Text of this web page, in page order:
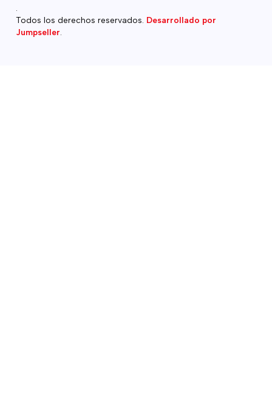
Todos los derechos reservados. Desarrollado por
Jumpseller